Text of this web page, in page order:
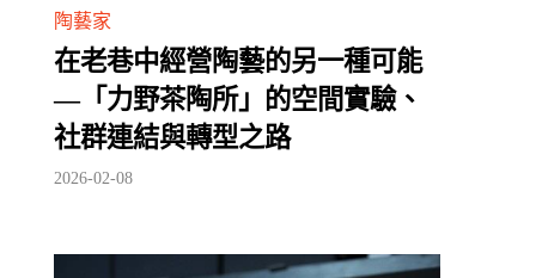
陶藝家
在老巷中經營陶藝的另一種可能
—「力野茶陶所」的空間實驗、
社群連結與轉型之路
2026-02-08